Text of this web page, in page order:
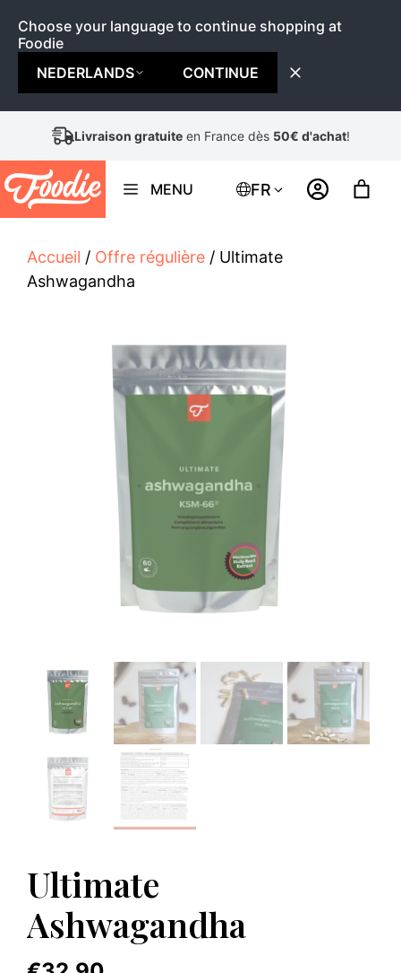
Choose your language to continue shopping at
Foodie
NEDERLANDS
CONTINUE
contenu
Livraison gratuiteen Belgique dès50€ d'achat
MENU FR
Accueil / Offre régulière / Ultimate
Ashwagandha
Ultimate
Ashwagandha